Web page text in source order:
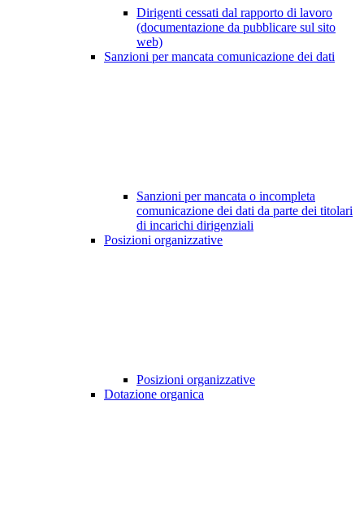
Dirigenti cessati dal rapporto di lavoro
(documentazione da pubblicare sul sito
web)
Sanzioni per mancata comunicazione dei dati
Sanzioni per mancata o incompleta
comunicazione dei dati da parte dei titolari
di incarichi dirigenziali
Posizioni organizzative
Posizioni organizzative
Dotazione organica